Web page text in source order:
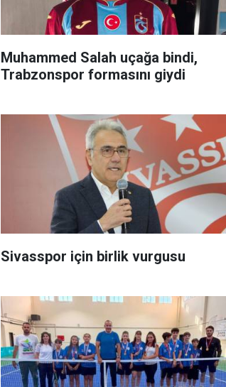
Muhammed Salah uçağa bindi,
Trabzonspor formasını giydi
Sivasspor için birlik vurgusu